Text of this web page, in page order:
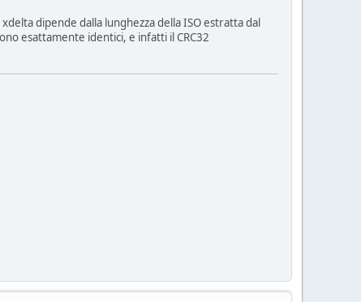
dipende dalla lunghezza della ISO estratta dal
esattamente identici, e infatti il CRC32